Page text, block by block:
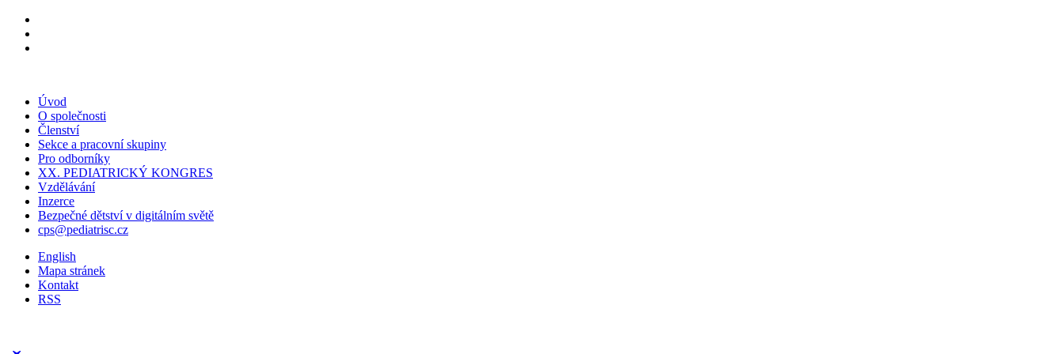
Úvod
O společnosti
Členství
Sekce a pracovní skupiny
Pro odborníky
XX. PEDIATRICKÝ KONGRES
Vzdělávání
Inzerce
Bezpečné dětství v digitálním světě
cps@pediatrisc.cz
English
Mapa stránek
Kontakt
RSS